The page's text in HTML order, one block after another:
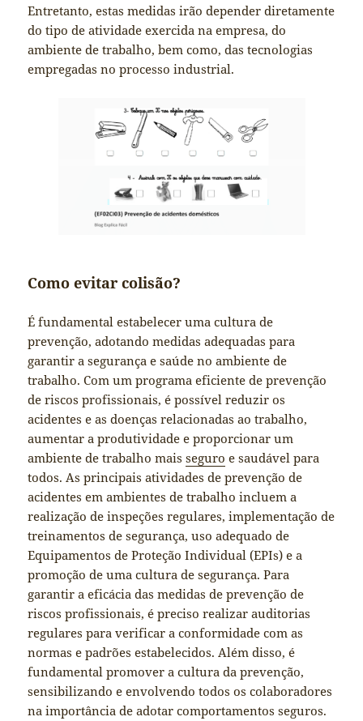
Entretanto, estas medidas irão depender diretamente
do tipo de atividade exercida na empresa, do
ambiente de trabalho, bem como, das tecnologias
empregadas no processo industrial.
Como evitar colisão?
É fundamental estabelecer uma cultura de
prevenção, adotando medidas adequadas para
garantir a segurança e saúde no ambiente de
trabalho. Com um programa eficiente de prevenção
de riscos profissionais, é possível reduzir os
acidentes e as doenças relacionadas ao trabalho,
aumentar a produtividade e proporcionar um
ambiente de trabalho maisseguro e saudável para
todos. As principais atividades de prevenção de
acidentes em ambientes de trabalho incluem a
realização de inspeções regulares, implementação de
treinamentos de segurança, uso adequado de
Equipamentos de Proteção Individual (EPIs) e a
promoção de uma cultura de segurança. Para
garantir a eficácia das medidas de prevenção de
riscos profissionais, é preciso realizar auditorias
regulares para verificar a conformidade com as
normas e padrões estabelecidos. Além disso, é
fundamental promover a cultura da prevenção,
sensibilizando e envolvendo todos os colaboradores
na importância de adotar comportamentos seguros.